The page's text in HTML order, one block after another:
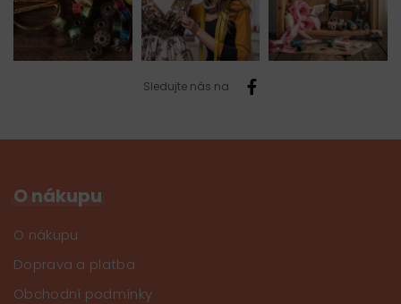
Sledujte nás na
O nákupu
O nákupu
Doprava a platba
Obchodní podmínky